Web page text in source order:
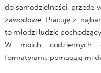
do samodzielności, przede
zawodowe. Pracuję z
to młodzi ludzie
W moich codziennych
formatorami, pomagają mi